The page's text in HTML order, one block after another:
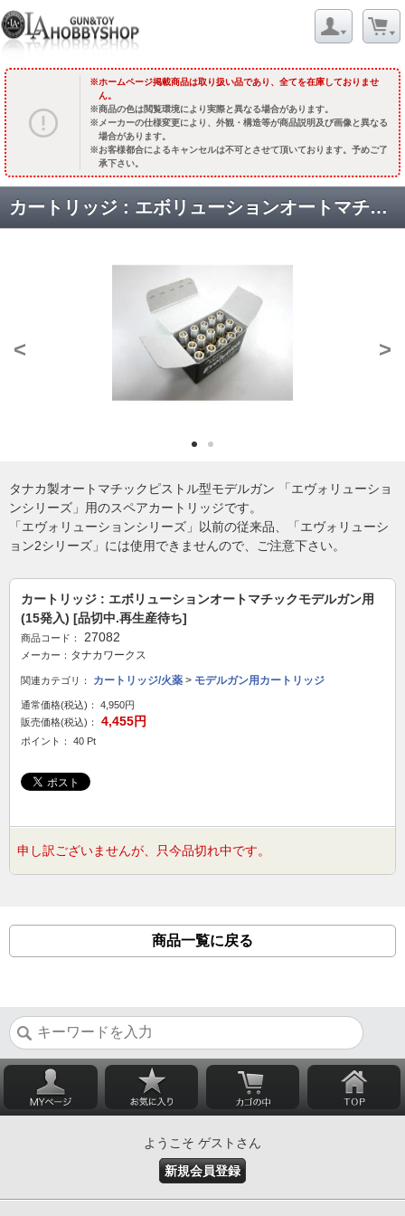
ホームページ掲載商品は取り扱い品であり、全てを在庫しておりませ
ん。
商品の色は閲覧環境により実際と異なる場合があります。
メーカーの仕様変更により、外観・構造等が商品説明及び画像と異なる
場合があります。
お客様都合によるキャンセルは不可とさせて頂いております。予めご了
承下さい。
カートリッジ : エボリューションオートマチックモデルガン用 (15発入) [品切中.再生産待ち]
< >
タナカ製オートマチックピストル型モデルガン 「エヴォリューショ
ンシリーズ」用のスペアカートリッジです。
「エヴォリューションシリーズ」以前の従来品、「エヴォリューシ
ョン2シリーズ」には使用できませんので、ご注意下さい。
カートリッジ : エボリューションオートマチックモデルガン用
(15発入) [品切中.再生産待ち]
商品コード： 27082
メーカー： タナカワークス
関連カテゴリ： カートリッジ/火薬 > モデルガン用カートリッジ
通常価格(税込)：
4,950円
販売価格(税込)：
4,455円
ポイント： 40 Pt
申し訳ございませんが、只今品切れ中です。
商品一覧に戻る
ようこそ ゲストさん
新規会員登録